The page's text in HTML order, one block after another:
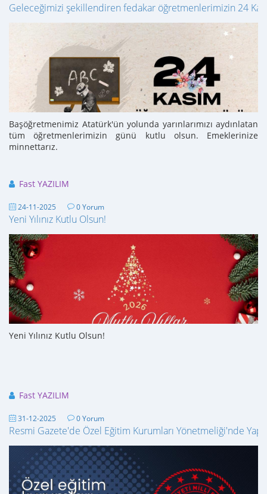
Geleceğimizi şekillendiren fedakar öğretmenlerimizin 24
Başöğretmenimiz Atatürk'ün yolunda yarınlarımızı aydınlatan
tüm öğretmenlerimizin günü kutlu olsun. Emeklerinize
minnettarız.
Fast YAZILIM
24-11-2025 0 Yorum
Yeni Yılınız Kutlu Olsun!
Yeni Yılınız Kutlu Olsun!
Fast YAZILIM
31-12-2025 0 Yorum
Resmi Gazete'de Özel Eğitim Kurumları Yönetmeliği'nde